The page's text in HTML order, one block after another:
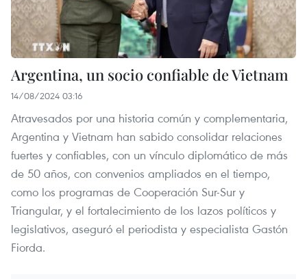
Argentina, un socio confiable de Vietnam
14/08/2024 03:16
Atravesados por una historia común y complementaria,
Argentina y Vietnam han sabido consolidar relaciones
fuertes y confiables, con un vínculo diplomático de más
de 50 años, con convenios ampliados en el tiempo,
como los programas de Cooperación Sur-Sur y
Triangular, y el fortalecimiento de los lazos políticos y
legislativos, aseguró el periodista y especialista Gastón
Fiorda.